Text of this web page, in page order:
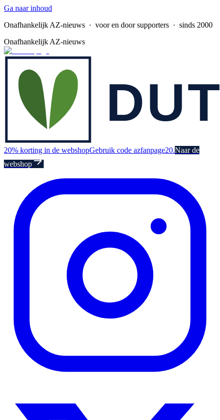
Ga naar inhoud
Onafhankelijk AZ-nieuws · voor en door supporters · sinds 2000
Onafhankelijk AZ-nieuws
20% korting in de webshopGebruik code azfanpage20.Naar de
webshop